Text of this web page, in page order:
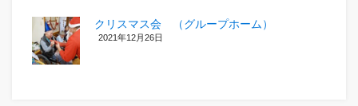
クリスマス会 （グループホーム）
2021年12月26日